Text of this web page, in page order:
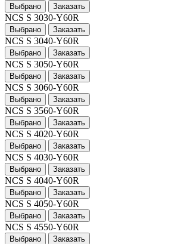
Выбрано Заказать
NCS S 3030-Y60R
Выбрано Заказать
NCS S 3040-Y60R
Выбрано Заказать
NCS S 3050-Y60R
Выбрано Заказать
NCS S 3060-Y60R
Выбрано Заказать
NCS S 3560-Y60R
Выбрано Заказать
NCS S 4020-Y60R
Выбрано Заказать
NCS S 4030-Y60R
Выбрано Заказать
NCS S 4040-Y60R
Выбрано Заказать
NCS S 4050-Y60R
Выбрано Заказать
NCS S 4550-Y60R
Выбрано Заказать